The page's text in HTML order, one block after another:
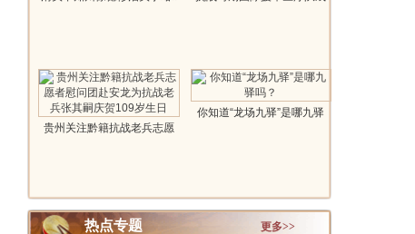
贵州关注黔籍抗战老兵志愿
你知道“龙场九驿”是哪九驿
热点专题 更多>>